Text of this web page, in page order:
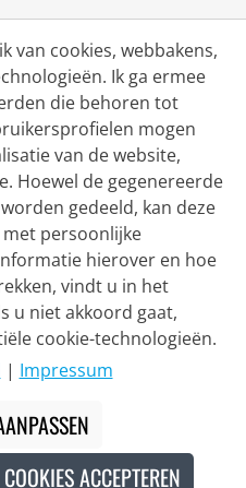
van cookies, webbakens,
Ik ga ermee
die behoren tot
mogen
van de website,
Hoewel de gegenereerde
gedeeld, kan deze
persoonlijke
hierover en hoe
vindt u in het
u niet akkoord gaat,
cookie-technologieën.
| Impressum
ACCEPTEREN